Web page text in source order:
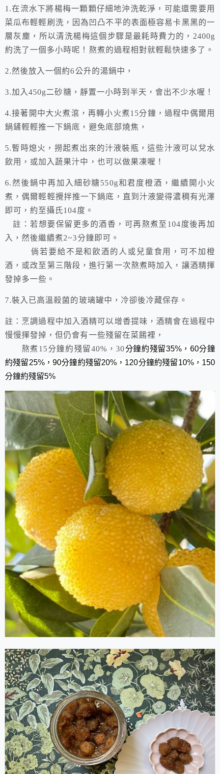
1.在流水下將楊梅一顆顆仔細地沖洗乾淨，可能還需要用
菜瓜布輕輕刷洗，因為凹凸不平的表面極容易卡黑黑的一
層灰塵，所以清洗楊梅這個步驟是最耗時費力的，2400g
約洗了一個多小時呢！熬煮的過程相對就輕鬆快速多了。
2.然後放入一個約6公升的湯鍋中，
3.加入450g二砂糖，靜置一小時到半天，會出不少水喔！
4.接著開中大火煮滾，再轉小火煮15分鐘，過程中偶爾用
鍋鏟輕輕推一下鍋底，避免底部燒焦，
5.暫時熄火，撈起煮出來的汁液裝瓶，這些汁液可以兌水
飲用，或加入蔬果汁中，也可以做果凍喔！
6.然後鍋中再加入細砂糖550g和君度橙酒，繼續開小火
煮，偶爾輕輕攪拌推一下鍋底，直到汁液變得濃稠有光澤
即可，約至攝氏104度。
註：若想要保留更多的酒香，可再熬煮至104度後再加
入，然後繼續煮2~3分鐘即可。
倘若要給不是和飲酒的人或兒童食用，可不加橙
酒，或改至第三階段，進行第一次熬煮時加入，讓酒精揮
發掉多一些。
7.裝入已高溫殺菌的玻璃罐中，冷卻後冷藏保存。
註：烹調過程中加入酒精可以增香提味，酒精會在過程中
慢慢揮發掉，但仍會有一些殘留在菜餚裡，
熬煮15分鐘約殘留40%，30分鐘約殘留35%，60分鐘
約殘留25%，90分鐘約殘留20%，120分鐘約殘留10%， 150
分鐘約殘留5%